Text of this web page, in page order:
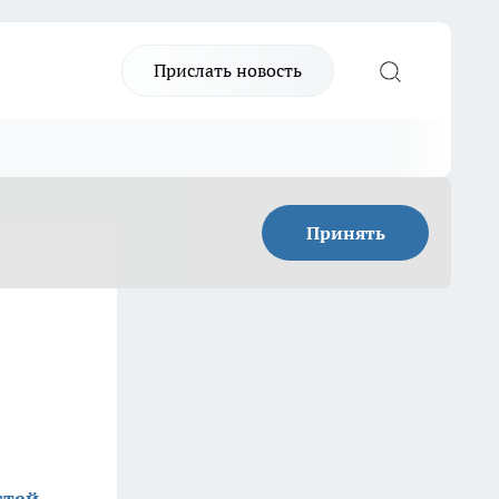
Прислать новость
Принять